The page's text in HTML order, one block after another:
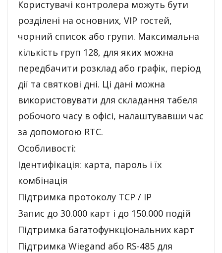
Користувачі контролера можуть бути
розділені на основних, VIP гостей,
чорний список або групи. Максимальна
кількість груп 128, для яких можна
передбачити розклад або графік, період
дії та святкові дні. Ці дані можна
використовувати для складання табеля
робочого часу в офісі, налаштувавши час
за допомогою RTC.
Особливості:
Ідентифікація: карта, пароль і їх
комбінація
Підтримка протоколу TCP / IP
Запис до 30.000 карт і до 150.000 подій
Підтримка багатофункціональних карт
Підтримка Wiegand або RS-485 для